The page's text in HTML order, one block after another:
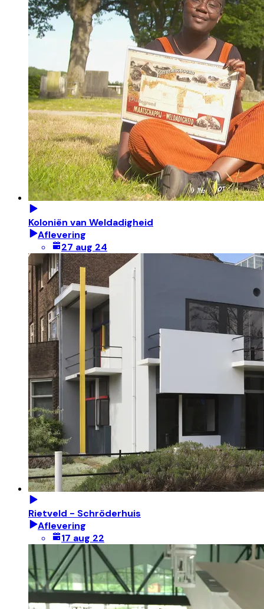
Koloniën van Weldadigheid
Aflevering
27 aug 24
Rietveld - Schröderhuis
Aflevering
17 aug 22